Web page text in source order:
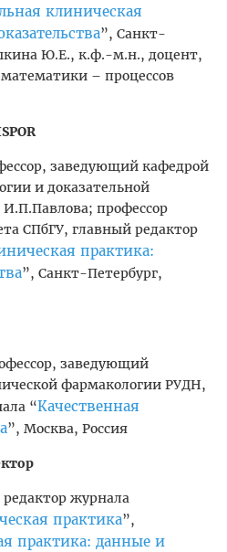
клиническая
”, Санкт-
Ю.Е., к.ф.-м.н., доцент,
– процессов
заведующий кафедрой
и доказательной
профессор
СПбГУ, главный редактор
практика:
”, Санкт-Петербург,
заведующий
фармакологии РУДН,
“Качественная
”, Москва, Россия
журнала
практика”,
практика: данные и